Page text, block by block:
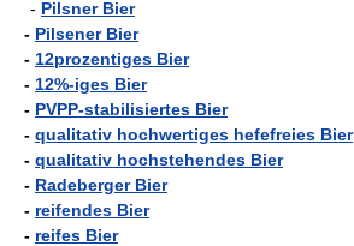
- Pilsner Bier
- Pilsener Bier
- 12prozentiges Bier
- 12%-iges Bier
- PVPP-stabilisiertes Bier
- qualitativ hochwertiges hefefreies Bier
- qualitativ hochstehendes Bier
- Radeberger Bier
- reifendes Bier
- reifes Bier